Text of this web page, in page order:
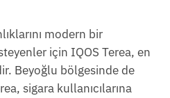
modern bir
için IQOS Terea, en
Beyoğlu bölgesinde de
sigara kullanıcılarına